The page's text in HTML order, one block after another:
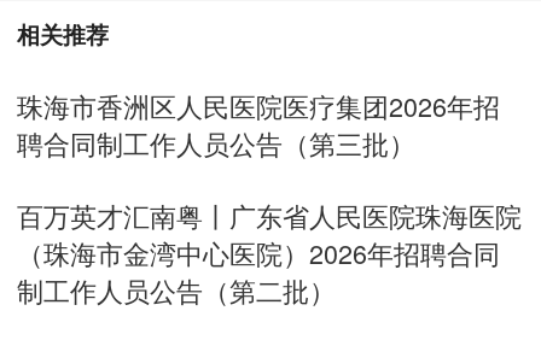
相关推荐
珠海市香洲区人民医院医疗集团2026年招
聘合同制工作人员公告（第三批）
百万英才汇南粤丨广东省人民医院珠海医院
（珠海市金湾中心医院）2026年招聘合同
制工作人员公告（第二批）